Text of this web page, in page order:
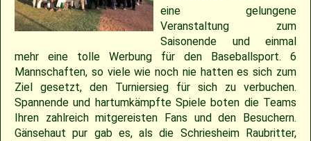
eine gelungene
Veranstaltung zum
Saisonende und einmal
mehr eine tolle Werbung für den Baseballsport. 6
Mannschaften, so viele wie noch nie hatten es sich zum
Ziel gesetzt, den Turniersieg für sich zu verbuchen.
Spannende und hartumkämpfte Spiele boten die Teams
Ihren zahlreich mitgereisten Fans und den Besuchern.
Gänsehaut pur gab es, als die Schriesheim Raubritter,
2018
2016
2015
22.04.2023 – Cavemen 2 vs Ulm Falcons
30.04.2022 – Softballspieltag 30.05.2019 – Jugendspiel in Ravensburg
05.05.2019 – Landesligaspiel gegen die Ladenburg Romans
01.05.2019 – Pokalspiel gegen Ellwangen
14.06.2017 – Pfingstturnier Steinheim 2017
25.05.2017 – Jugendspiel gegen Herrenberg
21.05.2017 – Spiel gegen Neuenburg
13.05.2017 – Jugendspiel in Herrenberg
26./27.05.2012 – 25. Pfingstturnier in Steinheim
29.04.2012 – Landesliga Bretten Kangaroos vs. Cavemen
15.04.2012 – Jugend Cavemen vs. Gammertingen
03.07.2011 – Softball-Landesligaspiel Cavemen vs. Nagold Mohawks
01.05.2011 – Landesligaspiel Cavemen vs. Bad Mergentheim Warriors
10.04.2011 – Pokelspiel Cavemen vs. Karlsruhe Cougars
Sponsoring
Saison 2019
Saison 2017
Saison 2016
Jugend Landesliga I 2025
Slowpitch Softball RNL 2025
Spielberichte 2025
Cavemen-News 2025
Jugend Landesliga III 2024
Slowpitch Softball RNL 2024
Spielberichte 2024
Cavemen-News 2024
Jugend Landesliga III 2023
Cavemen-News 2023
Spielberichte 2022
Cavemen-News 2013
Spielberichte 2012